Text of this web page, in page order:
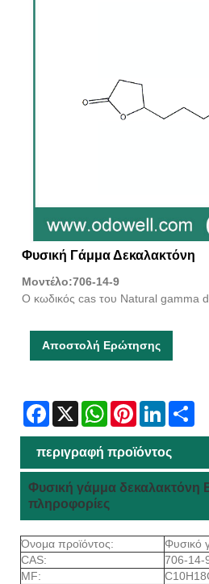
Φυσική Γάμμα Δεκαλακτόνη
Μοντέλο:706-14-9
Ο κωδικός cas του Natural gamma
Αποστολή Ερώτησης
Facebook
X WhatsAppPinterestLinkedIn
περιγραφή προϊόντος
Φυσική γάμμα δεκαλακτόνη
πληροφορίες
Όνομα προϊόντος:
Φυσικό
CAS:
706-14-
MF: